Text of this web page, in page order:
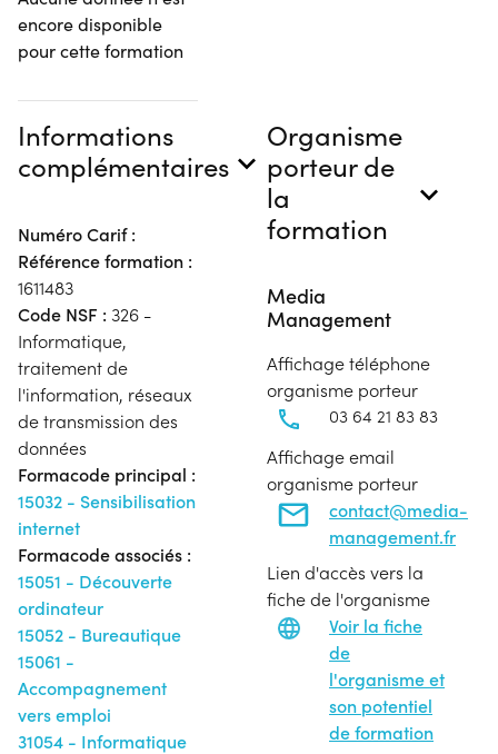
encore disponible
pour cette formation
Informations
complémentaires
Numéro Carif :
Référence formation :
1611483
Code NSF : 326 -
Informatique,
traitement de
l'information, réseaux
de transmission des
données
Formacode principal :
15032 - Sensibilisation
internet
Formacode associés :
15051 - Découverte
ordinateur
15052 - Bureautique
15061 -
Accompagnement
vers emploi
31054 - Informatique
Organisme
porteur de
la
formation
Media
Management
Affichage téléphone
organisme porteur
03 64 21 83 83
Affichage email
organisme porteur
contact@media-
management.fr
Lien d'accès vers la
fiche de l'organisme
Voir la fiche
de
l'organisme et
son potentiel
de formation